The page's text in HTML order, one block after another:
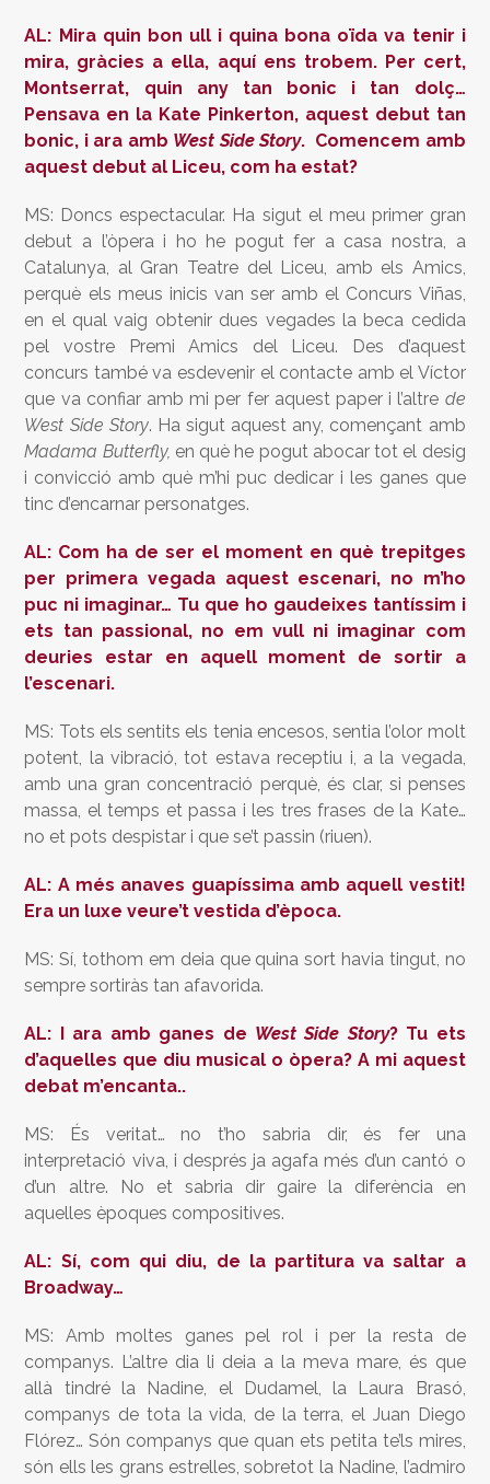
AL: Mira quin bon ull i quina bona oïda va tenir i
mira, gràcies a ella, aquí ens trobem. Per cert,
Montserrat, quin any tan bonic i tan dolç…
Pensava en la Kate Pinkerton, aquest debut tan
bonic, i ara amb West Side Story. Comencem amb
aquest debut al Liceu, com ha estat?
MS: Doncs espectacular. Ha sigut el meu primer gran
debut a l’òpera i ho he pogut fer a casa nostra, a
Catalunya, al Gran Teatre del Liceu, amb els Amics,
perquè els meus inicis van ser amb el Concurs Viñas,
en el qual vaig obtenir dues vegades la beca cedida
pel vostre Premi Amics del Liceu. Des d’aquest
concurs també va esdevenir el contacte amb el Víctor
que va confiar amb mi per fer aquest paper i l’altre de
West Side Story. Ha sigut aquest any, començant amb
Madama Butterfly, en què he pogut abocar tot el desig
i convicció amb què m’hi puc dedicar i les ganes que
tinc d’encarnar personatges.
AL: Com ha de ser el moment en què trepitges
per primera vegada aquest escenari, no m’ho
puc ni imaginar… Tu que ho gaudeixes tantíssim i
ets tan passional, no em vull ni imaginar com
deuries estar en aquell moment de sortir a
l’escenari.
MS: Tots els sentits els tenia encesos, sentia l’olor molt
potent, la vibració, tot estava receptiu i, a la vegada,
amb una gran concentració perquè, és clar, si penses
massa, el temps et passa i les tres frases de la Kate…
no et pots despistar i que se’t passin (riuen).
AL: A més anaves guapíssima amb aquell vestit!
Era un luxe veure’t vestida d’època.
MS: Sí, tothom em deia que quina sort havia tingut, no
sempre sortiràs tan afavorida.
AL: I ara amb ganes de West Side Story? Tu ets
d’aquelles que diu musical o òpera? A mi aquest
debat m’encanta..
MS: És veritat… no t’ho sabria dir, és fer una
interpretació viva, i després ja agafa més d’un cantó o
d’un altre. No et sabria dir gaire la diferència en
aquelles èpoques compositives.
AL: Sí, com qui diu, de la partitura va saltar a
Broadway…
MS: Amb moltes ganes pel rol i per la resta de
companys. L’altre dia li deia a la meva mare, és que
allà tindré la Nadine, el Dudamel, la Laura Brasó,
companys de tota la vida, de la terra, el Juan Diego
Flórez… Són companys que quan ets petita te’ls mires,
són ells les grans estrelles, sobretot la Nadine, l’admiro